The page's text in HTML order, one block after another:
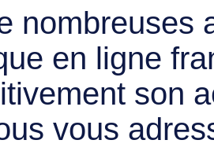
nombreuses
en ligne
son
vous